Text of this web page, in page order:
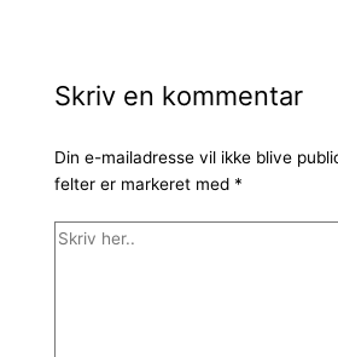
Skriv en kommentar
Din e-mailadresse vil ikke blive
felter er markeret med *
Skriv